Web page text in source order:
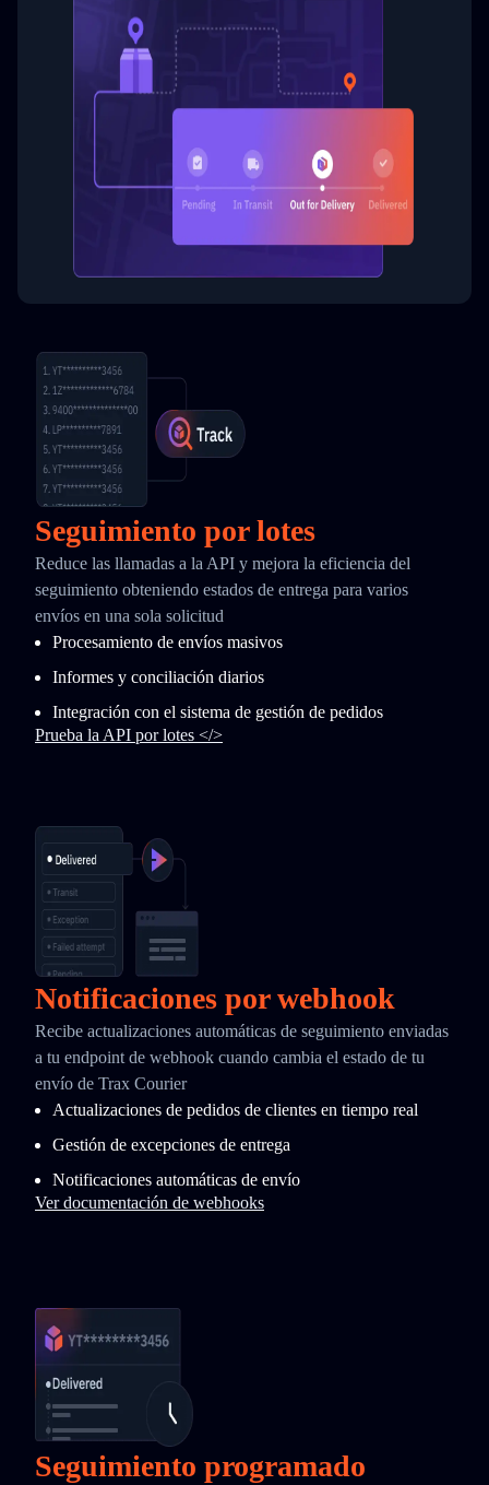
Seguimiento por lotes
Reduce las llamadas a la API y mejora la eficiencia del
seguimiento obteniendo estados de entrega para varios
envíos en una sola solicitud
Procesamiento de envíos masivos
Informes y conciliación diarios
Integración con el sistema de gestión de pedidos
Prueba la API por lotes </>
Notificaciones por webhook
Recibe actualizaciones automáticas de seguimiento enviadas
a tu endpoint de webhook cuando cambia el estado de tu
envío de Trax Courier
Actualizaciones de pedidos de clientes en tiempo real
Gestión de excepciones de entrega
Notificaciones automáticas de envío
Ver documentación de webhooks
Seguimiento programado